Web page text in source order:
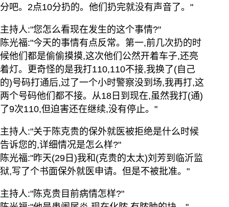
分吧。2点10分扔的。他们扔完就没有声音了。"
主持人:"您怎么看现在发生的这个事情?"
陈光福:"今天的事情有点反常。第一,前几次扔的时
候他们都是偷偷摸摸,这次他们公然开着车子,还亮
着灯。更奇怪的是我打110,110不接,我换了(自己
的)号码打通后,过了一个小时警察没到场,我再打,这
两个号码他们都不接。从18日到现在,虽然我打(通)
了9次110,但迫害还在继续,没有停止。"
主持人:"关于陈克贵的保外就医被拒绝是什么时候
告诉您的,详细情况是怎么样?"
陈光福:"昨天(29日)我和(克贵的太太)刘芳到临沂监
狱,写了个书面保外就医申请。但是不被批准。"
主持人:"陈克贵目前病情怎样?"